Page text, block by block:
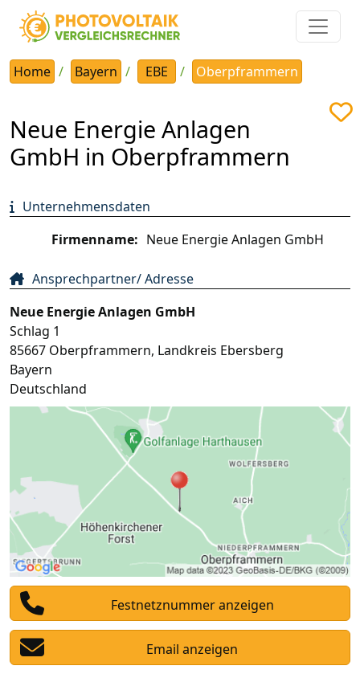
Home Bayern EBE Oberpframmern
Neue Energie Anlagen
GmbH in Oberpframmern
Unternehmensdaten
Firmenname: Neue Energie Anlagen GmbH
Ansprechpartner/ Adresse
Neue Energie Anlagen GmbH
Schlag 1
85667 Oberpframmern, Landkreis Ebersberg
Bayern
Deutschland
Festnetznummer anzeigen
Email anzeigen